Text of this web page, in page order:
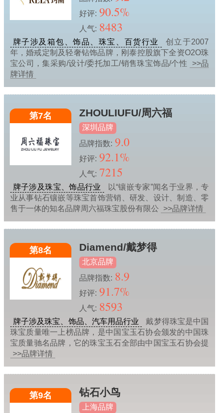
好评: 90.5%
人气: 8483
牌子涉及箱包、饰品、珠宝、百货行业
创立于2007
年，婚戒定制及轻奢钻饰品牌，刚泰控股旗下全资O2O珠
宝公司，集采购/设计/委托加工/销售珠宝饰品/个性
>>品
牌详情
第7名 ZHOULIUFU/周六福
深圳品牌
品牌指数: 9.0
好评: 92.1%
人气: 7215
牌子涉及珠宝、饰品行业
以“镶嵌专家”闻名于业界，专
业从事钻石镶嵌等珠宝首饰营销、研发、设计、制造、零
售于一体的知名品牌周六福珠宝股份有限公
>>品牌详情
第8名 Diamend/戴梦得
北京品牌
品牌指数: 8.9
好评: 91.7%
人气: 8593
牌子涉及珠宝、饰品、汽车用品行业
戴梦得珠宝是中国
珠宝质量唯一上榜品牌，是中国宝玉石协会颁发的中国珠
宝质量驰名品牌，它的珠宝玉石全部由中国宝玉石协会提
>>品牌详情
第9名 钻石小鸟
上海品牌